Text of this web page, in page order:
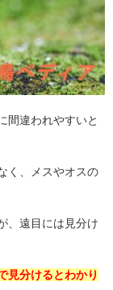
間違われやすいと
く、メスやオスの
、遠目には見分け
見分けるとわかり